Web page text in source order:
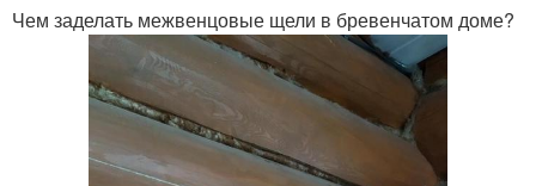
Чем заделать межвенцовые щели в бревенчатом доме?